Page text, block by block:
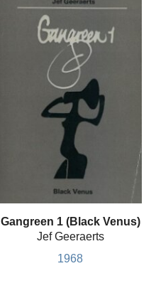
Gangreen 1 (Black Venus)
Jef Geeraerts
1968